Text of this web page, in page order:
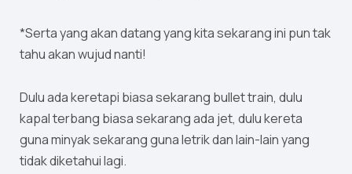
*Serta yang akan datang yang kita sekarang ini pun tak
tahu akan wujud nanti!
Dulu ada keretapi biasa sekarang bullet train, dulu
kapal terbang biasa sekarang ada jet, dulu kereta
guna minyak sekarang guna letrik dan lain-lain yang
tidak diketahui lagi.